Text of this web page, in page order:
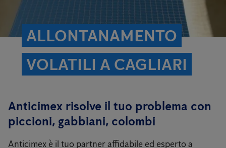
ALLONTANAMENTO
VOLATILI A CAGLIARI
Anticimex risolve il tuo problema con
piccioni, gabbiani, colombi
Anticimex è il tuo partner affidabile ed esperto a